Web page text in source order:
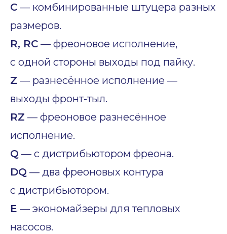
C — комбинированные штуцера разных
размеров.
R, RC — фреоновое исполнение,
с одной стороны выходы под пайку.
Z — разнесённое исполнение —
выходы фронт-тыл.
RZ — фреоновое разнесённое
исполнение.
Q — с дистрибьютором фреона.
DQ — два фреоновых контура
с дистрибьютором.
E — экономайзеры для тепловых
насосов.